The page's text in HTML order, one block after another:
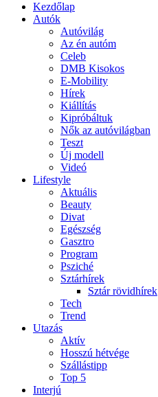
Kezdőlap
Autók
Autóvilág
Az én autóm
Celeb
DMB Kisokos
E-Mobility
Hírek
Kiállítás
Kipróbáltuk
Nők az autóvilágban
Teszt
Új modell
Videó
Lifestyle
Aktuális
Beauty
Divat
Egészség
Gasztro
Program
Psziché
Sztárhírek
Sztár rövidhírek
Tech
Trend
Utazás
Aktív
Hosszú hétvége
Szállástipp
Top 5
Interjú